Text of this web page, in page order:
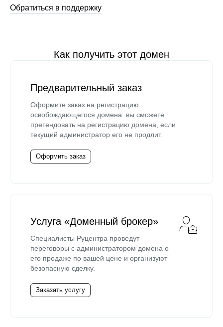
Обратиться в поддержку
Как получить этот домен
Предварительный заказ
Оформите заказ на регистрацию
освобождающегося домена: вы сможете
претендовать на регистрацию домена, если
текущий администратор его не продлит.
Оформить заказ
Услуга «Доменный брокер»
Специалисты Руцентра проведут
переговоры с администратором домена о
его продаже по вашей цене и организуют
безопасную сделку.
Заказать услугу